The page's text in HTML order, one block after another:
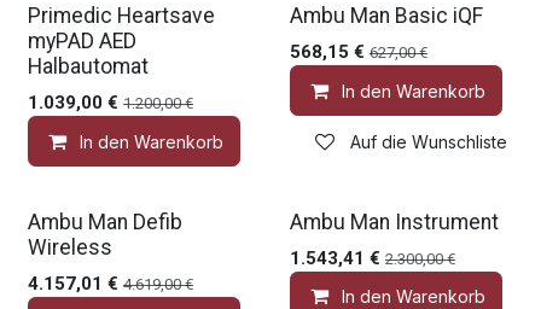
Gratis Zubehör
Primedic Heartsave
myPAD AED
Halbautomat
1.039,00 € 1.200,00€
In den Warenkorb Auf die Wunschliste
Gratis Zubehör
Ambu Man Basic iQF
568,15 € 627,00€
In den Warenkorb
Gratis Zubehör
Ambu Man Defib
Wireless
4.157,01 € 4.619,00€ Gratis Zubehör
Ambu Man Instrument
1.543,41 € 2.300,00€
In den Warenkorb